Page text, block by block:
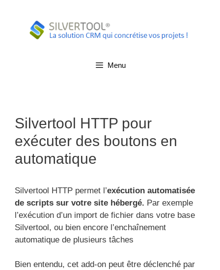
Menu
Silvertool HTTP pour
exécuter des boutons en
automatique
Silvertool HTTP permet l’exécution automatisée
de scripts sur votre site hébergé. Par exemple
l’exécution d’un import de fichier dans votre base
Silvertool, ou bien encore l’enchaînement
automatique de plusieurs tâches
Bien entendu, cet add-on peut être déclenché par